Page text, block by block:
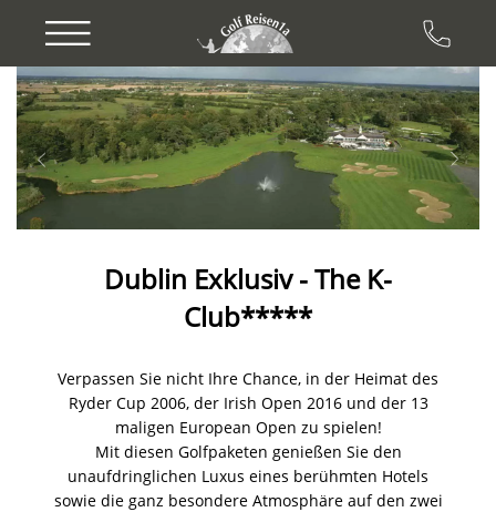
Previous Next
Dublin Exklusiv - The K-
Club*****
Verpassen Sie nicht Ihre Chance, in der Heimat des
Ryder Cup 2006, der Irish Open 2016 und der 13
maligen European Open zu spielen!
Mit diesen Golfpaketen genießen Sie den
unaufdringlichen Luxus eines berühmten Hotels
sowie die ganz besondere Atmosphäre auf den zwei